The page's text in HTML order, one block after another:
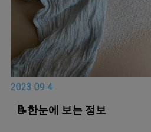
2023 09 4
📝한눈에 보는 정보